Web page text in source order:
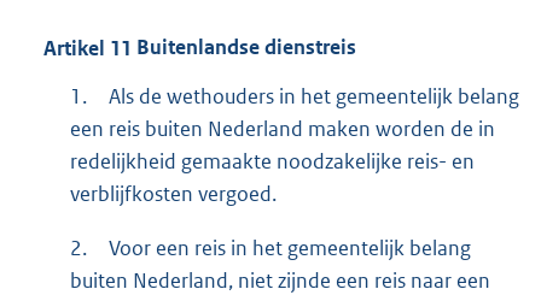
Artikel 11 Buitenlandse dienstreis
1.
Als de wethouders in het gemeentelijk belang
een reis buiten Nederland maken worden de in
redelijkheid gemaakte noodzakelijke reis- en
verblijfkosten vergoed.
2.
Voor een reis in het gemeentelijk belang
buiten Nederland, niet zijnde een reis naar een